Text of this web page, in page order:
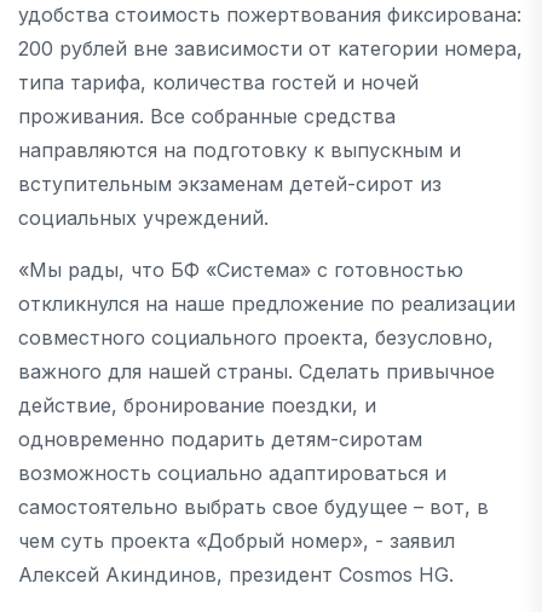
удобства стоимость пожертвования фиксирована:
200 рублей вне зависимости от категории номера,
типа тарифа, количества гостей и ночей
проживания. Все собранные средства
направляются на подготовку к выпускным и
вступительным экзаменам детей-сирот из
социальных учреждений.
«Мы рады, что БФ «Система» с готовностью
откликнулся на наше предложение по реализации
совместного социального проекта, безусловно,
важного для нашей страны. Сделать привычное
действие, бронирование поездки, и
одновременно подарить детям-сиротам
возможность социально адаптироваться и
самостоятельно выбрать свое будущее – вот, в
чем суть проекта «Добрый номер», - заявил
Алексей Акиндинов, президент Cosmos HG.